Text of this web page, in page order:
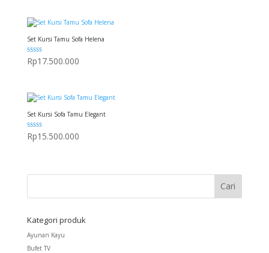
Set Kursi Tamu Sofa Helena
Dinilai
5.00
dari 5
Rp17.500.000
Set Kursi Sofa Tamu Elegant
Dinilai
5.00
dari 5
Rp15.500.000
Kategori produk
Ayunan Kayu
Bufet TV